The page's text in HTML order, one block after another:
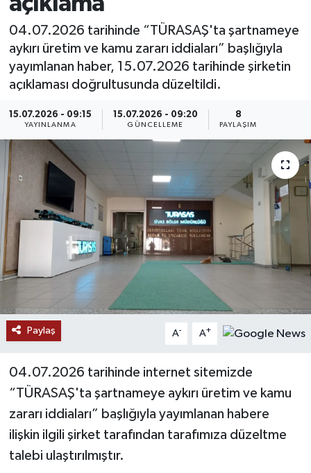
04.07.2026 tarihinde “TÜRASAŞ'ta şartnameye
aykırı üretim ve kamu zararı iddiaları” başlığıyla
yayımlanan haber, 15.07.2026 tarihinde şirketin
açıklaması doğrultusunda düzeltildi.
15.07.2026 - 09:15
YAYINLANMA
15.07.2026 - 09:20
GÜNCELLEME
8
PAYLAŞIM
Paylaş A- A+
04.07.2026 tarihinde internet sitemizde
“TÜRASAŞ'ta şartnameye aykırı üretim ve kamu
zararı iddiaları” başlığıyla yayımlanan habere
ilişkin ilgili şirket tarafından tarafımıza düzeltme
talebi ulaştırılmıştır.
MAGAZİN
ÖZEL HABER
RESMİ İLANLAR
SAĞLIK
SİYASET
SOSYAL YARDIMLAR
SPONSORLU YAZI
SPOR
TEKNOLOJİ
YAŞAM